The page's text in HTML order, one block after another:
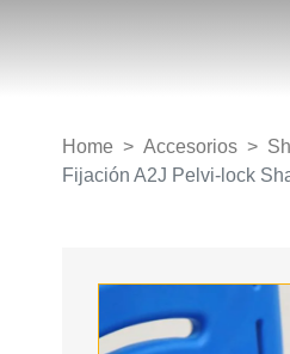
Home Accesorios
Fijación A2J Pelvi-lock